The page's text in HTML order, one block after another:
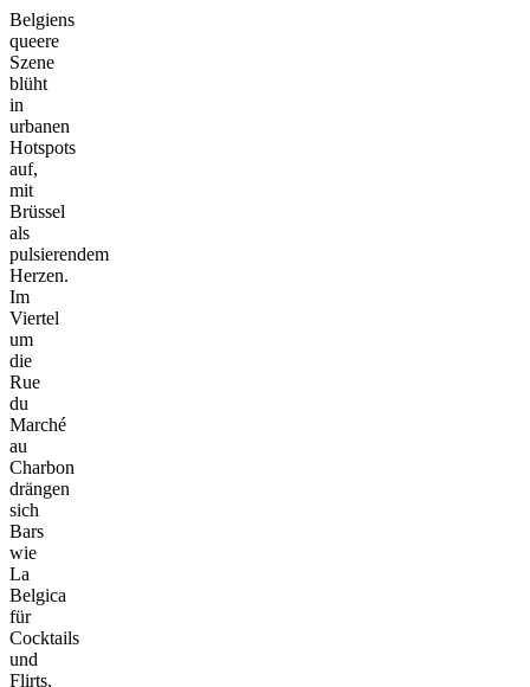
Belgiens
queere
Szene
blüht
in
urbanen
Hotspots
auf,
mit
Brüssel
als
pulsierendem
Herzen.
Im
Viertel
um
die
Rue
du
Marché
au
Charbon
drängen
sich
Bars
wie
La
Belgica
für
Cocktails
und
Flirts,